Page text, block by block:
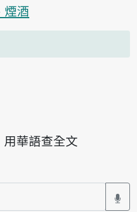
酒
用華語查全文